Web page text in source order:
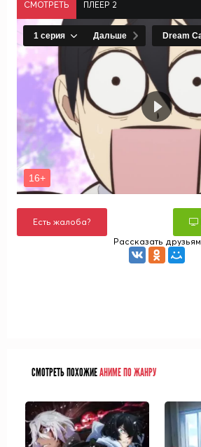
СМОТРЕТЬ ПЛЕЕР 2
Есть жалоба?
Рассказать друзьям
СМОТРЕТЬ ПОХОЖИЕАНИМЕ ПО ЖАНРУ